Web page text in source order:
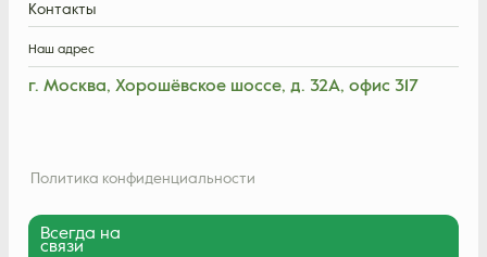
Контакты
Политика конфиденциальности
Наш адрес
г. Москва, Хорошёвское шоссе, д. 32А, офис 317
Всегда на
связи